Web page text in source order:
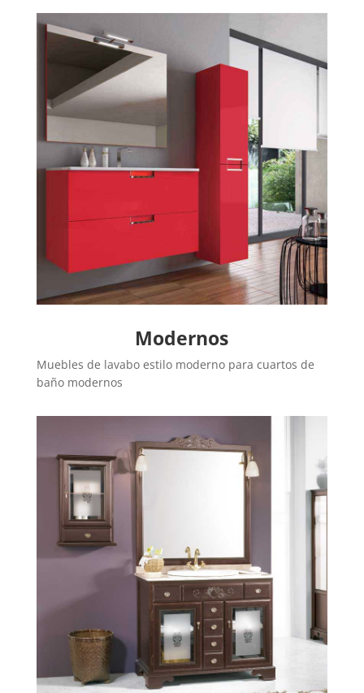
Modernos
Muebles de lavabo estilo moderno para cuartos de
baño modernos